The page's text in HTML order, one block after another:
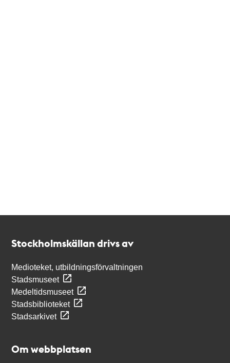
Stockholmskällan drivs av
Medioteket, utbildningsförvaltningen
Stadsmuseet
Medeltidsmuseet
Stadsbiblioteket
Stadsarkivet
Om webbplatsen